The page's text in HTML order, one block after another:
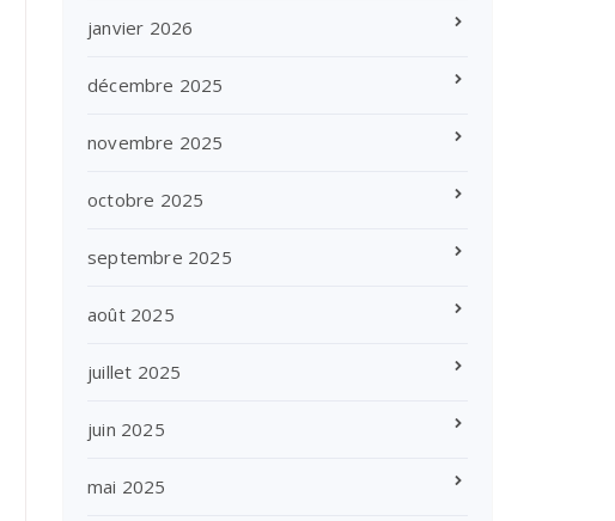
janvier 2026
décembre 2025
novembre 2025
octobre 2025
septembre 2025
août 2025
juillet 2025
juin 2025
mai 2025